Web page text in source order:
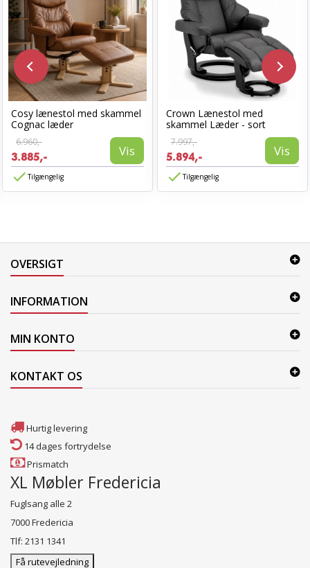
Cosy lænestol med skammel
Cognac læder
6.960,-
3.885,- Vis
Tilgængelig
Crown Lænestol med
skammel Læder - sort
7.997,-
5.894,- Vis
Tilgængelig
OVERSIGT
INFORMATION
MIN KONTO
KONTAKT OS
Hurtig levering
14 dages fortrydelse
Prismatch
XL Møbler Fredericia
Fuglsang alle 2
7000 Fredericia
Tlf: 2131 1341
Få rutevejledning